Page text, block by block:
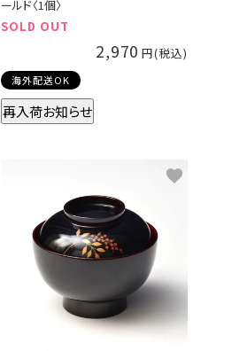
ールド〈1個〉
SOLD OUT
2,970
海外配送OK
再入荷お知らせ